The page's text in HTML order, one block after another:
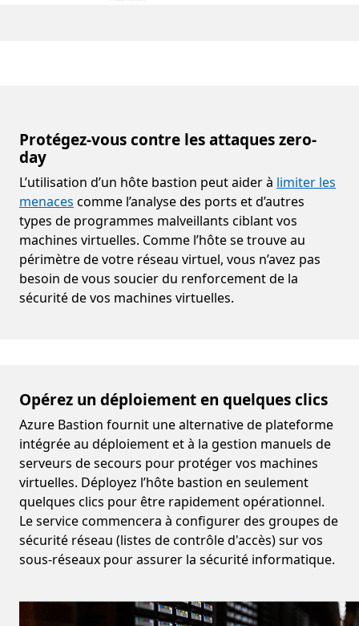
Protégez-vous contre les attaques zero-
day
L’utilisation d’un hôte bastion peut aider à limiter les
menaces comme l’analyse des ports et d’autres
types de programmes malveillants ciblant vos
machines virtuelles. Comme l’hôte se trouve au
périmètre de votre réseau virtuel, vous n’avez pas
besoin de vous soucier du renforcement de la
sécurité de vos machines virtuelles.
Opérez un déploiement en quelques clics
Azure Bastion fournit une alternative de plateforme
intégrée au déploiement et à la gestion manuels de
serveurs de secours pour protéger vos machines
virtuelles. Déployez l’hôte bastion en seulement
quelques clics pour être rapidement opérationnel.
Le service commencera à configurer des groupes de
sécurité réseau (listes de contrôle d'accès) sur vos
sous-réseaux pour assurer la sécurité informatique.